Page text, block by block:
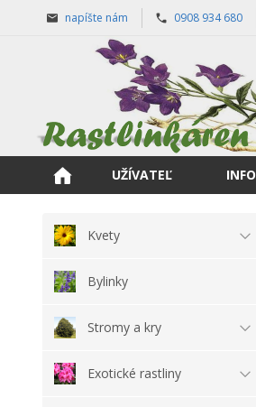
napíšte nám 0908 934 680
UŽÍVATEĽ
Kvety
Bylinky
Stromy a kry
Exotické rastliny